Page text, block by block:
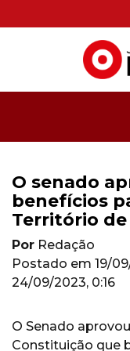
O senado
benefícios
Território de
Por Redação
Postado em 19/
24/09/2023, 0:16
O Senado
Constituição que